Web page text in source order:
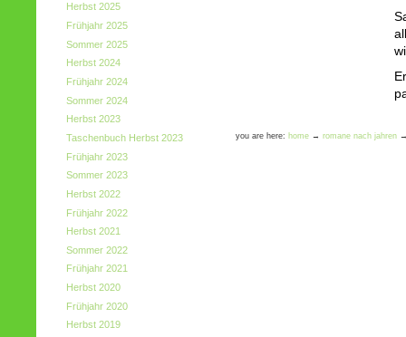
Herbst 2025
Frühjahr 2025
Sommer 2025
Herbst 2024
Frühjahr 2024
Sommer 2024
Herbst 2023
Taschenbuch Herbst 2023
Frühjahr 2023
Sommer 2023
Herbst 2022
Frühjahr 2022
Herbst 2021
Sommer 2022
Frühjahr 2021
Herbst 2020
Frühjahr 2020
Herbst 2019
you are here: home → romane nach jahren